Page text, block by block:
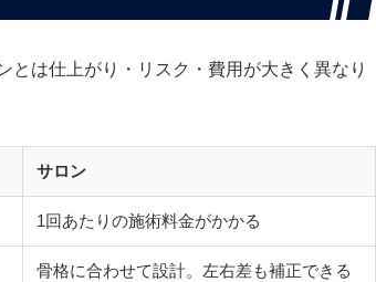
とは仕上がり・リスク・費用が大きく異なり
サロン
1回あたりの施術料金がかかる
骨格に合わせて設計。左右差も補正できる